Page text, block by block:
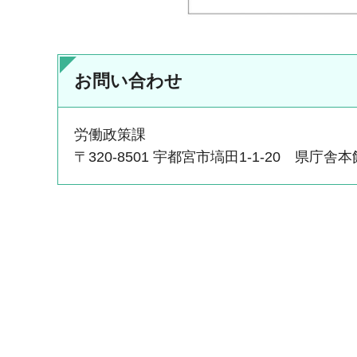
お問い合わせ
労働政策課
〒320-8501 宇都宮市塙田1-1-20 県庁舎本